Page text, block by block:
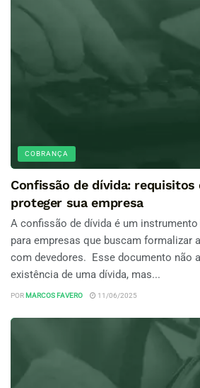
COBRANÇA
Confissão de dívida: requisitos
proteger sua empresa
A confissão de dívida é um
para empresas que buscam formalizar
com devedores. Esse documento não
existência de uma dívida, mas...
POR MARCOS FAVERO 11/06/2025